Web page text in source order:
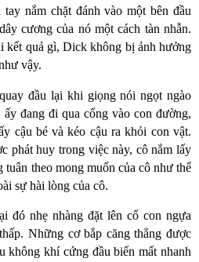
nắm chặt đánh vào một bên đầu
cương của nó một cách tàn nhẫn.
kết quả gì, Dick không bị ảnh hưởng
vậy.
đầu lại khi giọng nói ngọt ngào
đang đi qua cổng vào con đường,
cậu bé và kéo cậu ra khỏi con vật.
phát huy trong việc này, cô nắm lấy
tuân theo mong muốn của cô như thể
sự hài lòng của cô.
đó nhẹ nhàng đặt lên cổ con ngựa
Những cơ bắp căng thẳng được
không khí cứng đầu biến mất nhanh